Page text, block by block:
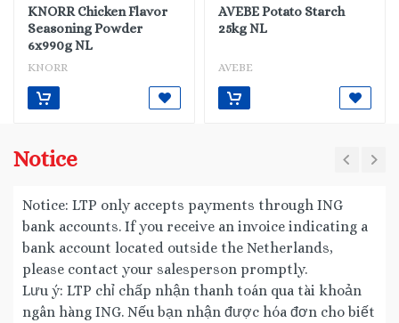
KNORR Chicken Flavor
Seasoning Powder
6x990g NL
KNORR
AVEBE Potato Starch
25kg NL
AVEBE
Notice
Notice: LTP only accepts payments through ING
bank accounts. If you receive an invoice indicating a
bank account located outside the Netherlands,
please contact your salesperson promptly.
Lưu ý: LTP chỉ chấp nhận thanh toán qua tài khoản
ngân hàng ING. Nếu bạn nhận được hóa đơn cho biết